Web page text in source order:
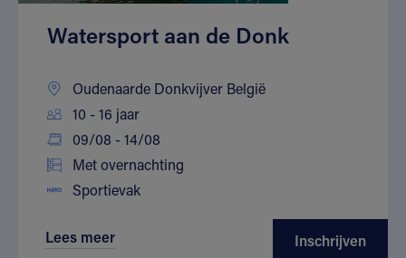
Watersport aan de Donk
Oudenaarde Donkvijver België
10 - 16 jaar
09/08 - 14/08
Met overnachting
Sportievak
Lees meer Inschrijven